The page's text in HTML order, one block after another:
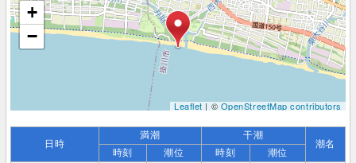
+
−
Leaflet| ©OpenStreetMap contributors
日時
満潮 干潮
潮名
時刻 潮位 時刻
潮位